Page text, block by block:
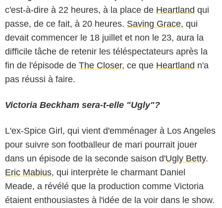
c'est-à-dire à 22 heures, à la place de Heartland qui
passe, de ce fait, à 20 heures. Saving Grace, qui
devait commencer le 18 juillet et non le 23, aura la
difficile tâche de retenir les téléspectateurs après la
fin de l'épisode de The Closer, ce que Heartland n'a
pas réussi à faire.
Victoria Beckham sera-t-elle "Ugly"?
L'ex-Spice Girl, qui vient d'emménager à Los Angeles
pour suivre son footballeur de mari pourrait jouer
dans un épisode de la seconde saison d'Ugly Betty.
Eric Mabius, qui interprète le charmant Daniel
Meade, a révélé que la production comme Victoria
étaient enthousiastes à l'idée de la voir dans le show.